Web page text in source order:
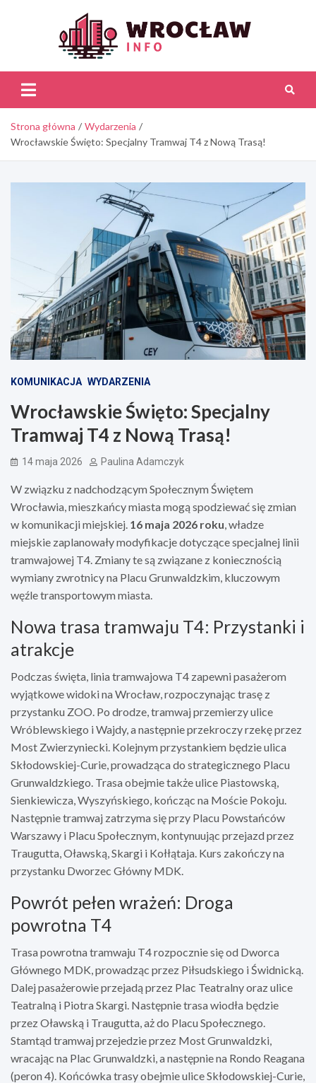
Strona główna
Wydarzenia
Wrocławskie Święto: Specjalny Tramwaj T4 z Nową Trasą!
KOMUNIKACJA WYDARZENIA
Wrocławskie Święto: Specjalny
Tramwaj T4 z Nową Trasą!
14 maja 2026 Paulina Adamczyk
W związku z nadchodzącym Społecznym Świętem
Wrocławia, mieszkańcy miasta mogą spodziewać się zmian
w komunikacji miejskiej. 16 maja 2026 roku, władze
miejskie zaplanowały modyfikacje dotyczące specjalnej linii
tramwajowej T4. Zmiany te są związane z koniecznością
wymiany zwrotnicy na Placu Grunwaldzkim, kluczowym
węźle transportowym miasta.
Nowa trasa tramwaju T4: Przystanki i
atrakcje
Podczas święta, linia tramwajowa T4 zapewni pasażerom
wyjątkowe widoki na Wrocław, rozpoczynając trasę z
przystanku ZOO. Po drodze, tramwaj przemierzy ulice
Wróblewskiego i Wajdy, a następnie przekroczy rzekę przez
Most Zwierzyniecki. Kolejnym przystankiem będzie ulica
Skłodowskiej-Curie, prowadząca do strategicznego Placu
Grunwaldzkiego. Trasa obejmie także ulice Piastowską,
Sienkiewicza, Wyszyńskiego, kończąc na Moście Pokoju.
Następnie tramwaj zatrzyma się przy Placu Powstańców
Warszawy i Placu Społecznym, kontynuując przejazd przez
Traugutta, Oławską, Skargi i Kołłątaja. Kurs zakończy na
przystanku Dworzec Główny MDK.
Powrót pełen wrażeń: Droga
powrotna T4
Trasa powrotna tramwaju T4 rozpocznie się od Dworca
Głównego MDK, prowadząc przez Piłsudskiego i Świdnicką.
Dalej pasażerowie przejadą przez Plac Teatralny oraz ulice
Teatralną i Piotra Skargi. Następnie trasa wiodła będzie
przez Oławską i Traugutta, aż do Placu Społecznego.
Stamtąd tramwaj przejedzie przez Most Grunwaldzki,
wracając na Plac Grunwaldzki, a następnie na Rondo Reagana
(peron 4). Końcówka trasy obejmie ulice Skłodowskiej-Curie,